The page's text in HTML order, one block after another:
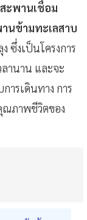
สะพานเชื่อม
นข้ามทะเลสาบ
ซึ่งเป็นโครงการ
านาน และจะ
ารเดินทาง การ
ณภาพชีวิตของ